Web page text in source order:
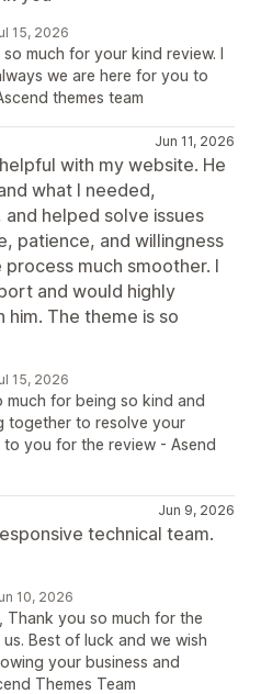
15, 2026
much for your kind review. I
we are here for you to
themes team
Jun 11, 2026
with my website. He
what I needed,
helped solve issues
patience, and willingness
much smoother. I
and would highly
The theme is so
15, 2026
much for being so kind and
together to resolve your
you for the review - Asend
Jun 9, 2026
technical team.
10, 2026
Thank you so much for the
Best of luck and we wish
your business and
Themes Team